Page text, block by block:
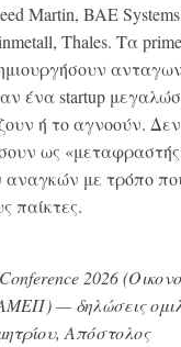
Martin, BAE
Thales. Τα
ένα startup
ή το αγνοούν.
ως
αναγκών με τρόπο
παίκτες.
2026
— δηλώσεις
Απόστολος